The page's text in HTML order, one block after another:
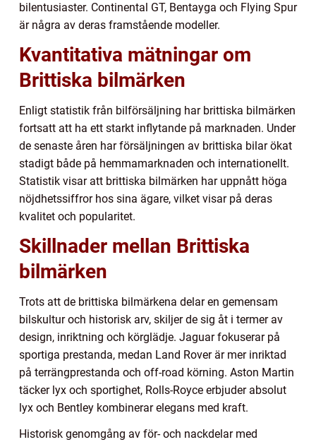
bilentusiaster. Continental GT, Bentayga och Flying Spur
är några av deras framstående modeller.
Kvantitativa mätningar om
Brittiska bilmärken
Enligt statistik från bilförsäljning har brittiska bilmärken
fortsatt att ha ett starkt inflytande på marknaden. Under
de senaste åren har försäljningen av brittiska bilar ökat
stadigt både på hemmamarknaden och internationellt.
Statistik visar att brittiska bilmärken har uppnått höga
nöjdhetssiffror hos sina ägare, vilket visar på deras
kvalitet och popularitet.
Skillnader mellan Brittiska
bilmärken
Trots att de brittiska bilmärkena delar en gemensam
bilskultur och historisk arv, skiljer de sig åt i termer av
design, inriktning och körglädje. Jaguar fokuserar på
sportiga prestanda, medan Land Rover är mer inriktad
på terrängprestanda och off-road körning. Aston Martin
täcker lyx och sportighet, Rolls-Royce erbjuder absolut
lyx och Bentley kombinerar elegans med kraft.
Historisk genomgång av för- och nackdelar med